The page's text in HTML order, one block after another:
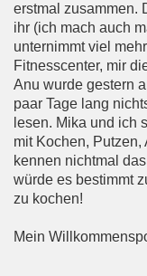
erstmal zusammen.
ihr (ich mach auch
unternimmt viel
Fitnesscenter, mir
Anu wurde gestern
paar Tage lang
lesen. Mika und ich
mit Kochen,
kennen nichtmal
würde es bestimmt
zu kochen!
Mein